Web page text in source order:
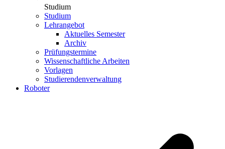
Studium
Studium
Lehrangebot
Aktuelles Semester
Archiv
Prüfungstermine
Wissenschaftliche Arbeiten
Vorlagen
Studierendenverwaltung
Roboter